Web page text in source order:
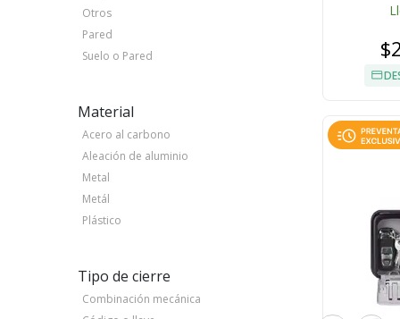
Otros
Pared
Suelo o Pared
Material
Acero al carbono
Aleación de aluminio
Metal
Metál
Plástico
Tipo de cierre
Combinación mecánica